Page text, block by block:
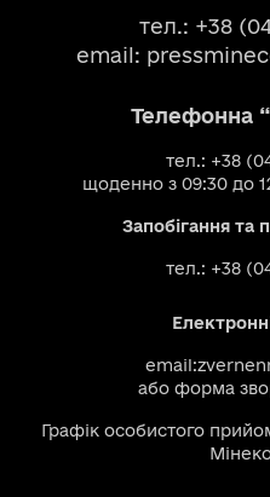
тел.: +38
email:
Телефонна
тел.: +38
щоденно з 09:30 до
Запобігання та
тел.: +38
email:
або форма
Графік особистого